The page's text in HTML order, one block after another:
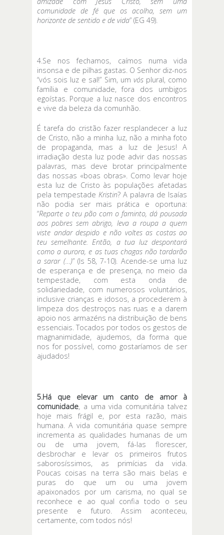
comunidade de fé que os acolha, sem um
horizonte de sentido e de vida” (EG 49).
4.Se nos fechamos, caímos numa vida
insonsa e de pilhas gastas. O Senhor diz-nos
“vós sois luz e sal!” Sim, um vósplural, como
família e comunidade, fora dos umbigos
egoístas. Porque a luz nasce dos encontros
e vive da beleza da comunhão.
É tarefa do cristão fazer resplandecer a luz
de Cristo, não a minha luz, não a minha foto
de propaganda, mas a luz de Jesus! A
irradiação desta luz pode advir das nossas
palavras, mas deve brotar principalmente
das nossas «boas obras». Como levar hoje
esta luz de Cristo às populações afetadas
pela tempestade Kristin? A palavra de Isaías
não podia ser mais prática e oportuna:
“Reparte o teu pão com o faminto, dá pousada
aos pobres sem abrigo, leva a roupa a quem
viste andar despido e não voltes as costas ao
teu semelhante. Então, a tua luz despontará
como a aurora, e as tuas chagas não tardarão
a sarar (…)” (Is 58, 7-10). Acende-se uma luz
de esperança e de presença, no meio da
tempestade, com esta onda de
solidariedade, com numerosos voluntários,
inclusive crianças e idosos, a procederem à
limpeza dos destroços nas ruas e a darem
apoio nos armazéns na distribuição de bens
essenciais. Tocados por todos os gestos de
magnanimidade, ajudemos, da forma que
nos for possível, como gostaríamos de ser
ajudados!
5.Há que elevar um canto de amor à
comunidade, a uma vida comunitária talvez
hoje mais frágil e, por esta razão, mais
humana. A vida comunitária quase sempre
incrementa as qualidades humanas de um
ou de uma jovem, fá-las florescer,
desbrochar e levar os primeiros frutos
saborosíssimos, as primícias da vida.
Poucas coisas na terra são mais belas e
puras do que um ou uma jovem
apaixonados por um carisma, no qual se
reconhece e ao qual confia todo o seu
presente e futuro. Assim aconteceu,
certamente, com todos nós!